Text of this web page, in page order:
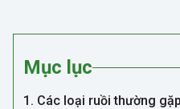
Mục lục
1. Các loại ruồi thường